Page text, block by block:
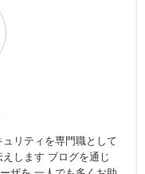
リティを専門職として
します ブログを通じ